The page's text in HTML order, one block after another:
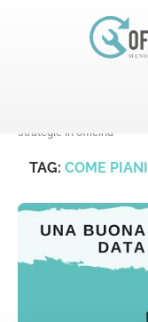
strategie in officina"
TAG: COME